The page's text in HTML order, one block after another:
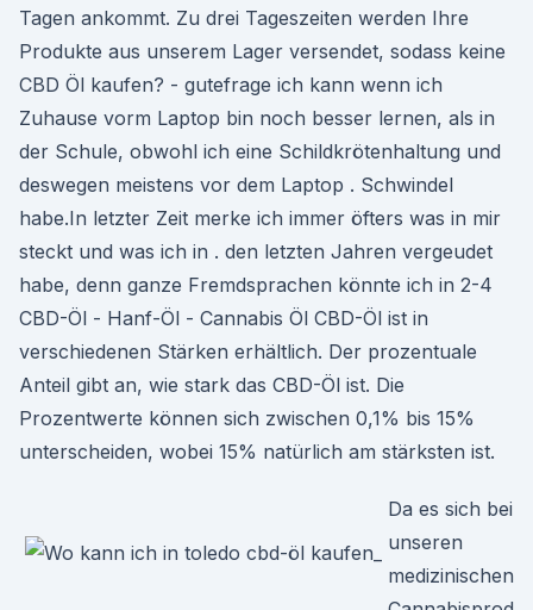
Tagen ankommt. Zu drei Tageszeiten werden Ihre
Produkte aus unserem Lager versendet, sodass keine
CBD Öl kaufen? - gutefrage ich kann wenn ich
Zuhause vorm Laptop bin noch besser lernen, als in
der Schule, obwohl ich eine Schildkrötenhaltung und
deswegen meistens vor dem Laptop . Schwindel
habe.In letzter Zeit merke ich immer öfters was in mir
steckt und was ich in . den letzten Jahren vergeudet
habe, denn ganze Fremdsprachen könnte ich in 2-4
CBD-Öl - Hanf-Öl - Cannabis Öl CBD-Öl ist in
verschiedenen Stärken erhältlich. Der prozentuale
Anteil gibt an, wie stark das CBD-Öl ist. Die
Prozentwerte können sich zwischen 0,1% bis 15%
unterscheiden, wobei 15% natürlich am stärksten ist.
Da es sich bei
unseren
medizinischen